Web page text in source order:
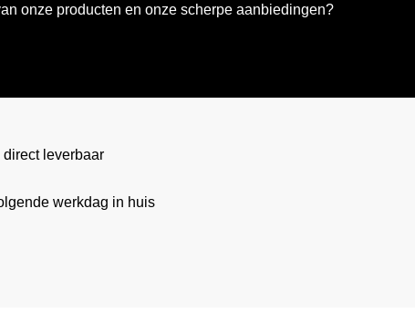
onze producten en onze scherpe aanbiedingen?
leverbaar
werkdag in huis